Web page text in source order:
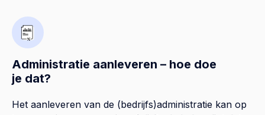
Administratie aanleveren – hoe doe
je dat?
Het aanleveren van de (bedrijfs)administratie kan op